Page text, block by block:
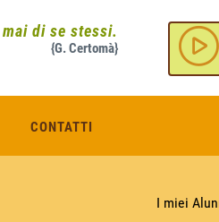
di se stessi.
{G. Certomà}
CONTATTI
I miei